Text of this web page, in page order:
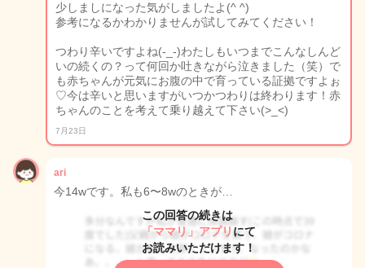
少しましになった気がしましたよ(^ ^)
参考になるかわかりませんが試してみてください！
つわり辛いですよね(-_-)わたしもいつまでこんなしんど
いの続くの？って何回か吐きながら泣きました（笑）で
も赤ちゃんが元気にお腹の中で育っている証拠ですよぉ
♡今は辛いと思いますがいつかつわりは終わります！赤
ちゃんのことを考えて乗り越えて下さい(>_<)
7月23日
ari
今14wです。私も6〜8wのときが…
この回答の続きは
「ママリ」アプリ にて
お読みいただけます！